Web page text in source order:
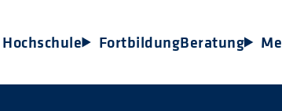
Hochschule FortbildungBeratung